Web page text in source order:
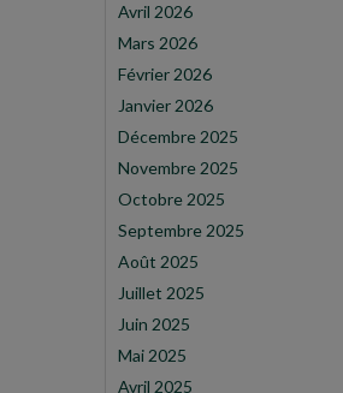
Avril 2026
Mars 2026
Février 2026
Janvier 2026
Décembre 2025
Novembre 2025
Octobre 2025
Septembre 2025
Août 2025
Juillet 2025
Juin 2025
Mai 2025
Avril 2025